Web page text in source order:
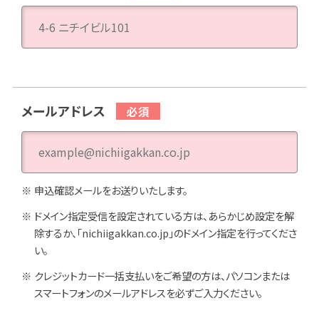
メールアドレス
申込確認メールをお送りいたします。
ドメイン指定受信を設定されている方は、あらかじめ設定を解
除するか、「nichiigakkan.co.jp」のドメイン指定を行ってくださ
い。
クレジットカード一括支払いをご希望の方は、パソコンまたは
スマートフォンのメールアドレスを必ずご入力ください。